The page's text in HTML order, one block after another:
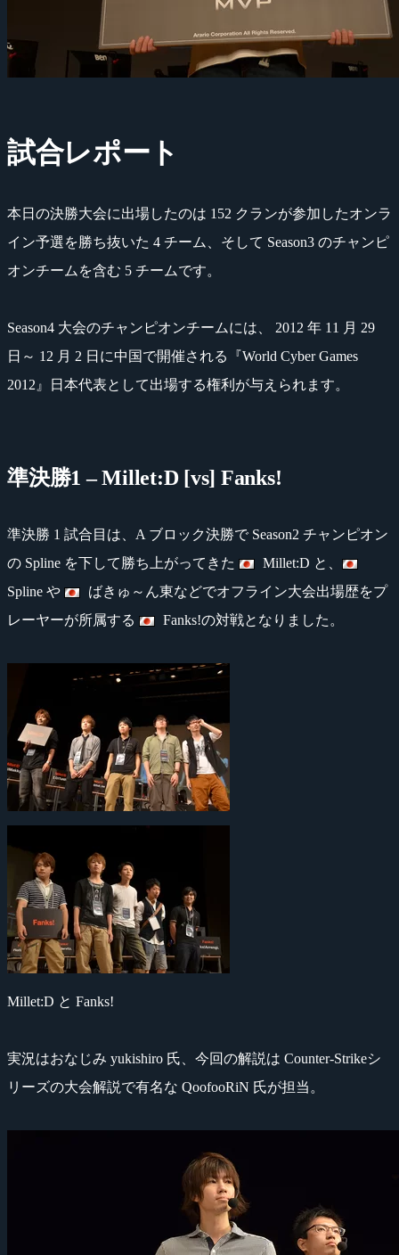
試合レポート
本日の決勝大会に出場したのは 152 クランが参加したオンラ
イン予選を勝ち抜いた 4 チーム、そして Season3 のチャンピ
オンチームを含む 5 チームです。
Season4 大会のチャンピオンチームには、 2012 年 11 月 29
日～ 12 月 2 日に中国で開催される『World Cyber Games
2012』日本代表として出場する権利が与えられます。
準決勝1 – Millet:D [vs] Fanks!
準決勝 1 試合目は、A ブロック決勝で Season2 チャンピオン
の Spline を下して勝ち上がってきた
Millet:D と、
Spline や
ばきゅ～ん東などでオフライン大会出場歴をプ
レーヤーが所属する
Fanks!の対戦となりました。
Millet:D と Fanks!
実況はおなじみ yukishiro 氏、今回の解説は Counter-Strikeシ
リーズの大会解説で有名な QoofooRiN 氏が担当。